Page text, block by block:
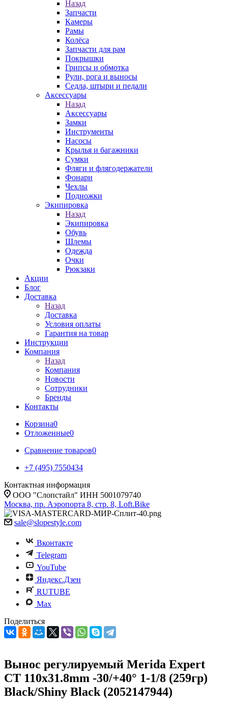
Назад
Запчасти
Камеры
Рамы
Колёса
Запчасти для рам
Покрышки
Грипсы и обмотка
Рули, рога и выносы
Седла, штыри и педали
Аксессуары
Назад
Аксессуары
Замки
Инструменты
Насосы
Крылья и багажники
Сумки
Фляги и флягодержатели
Фонари
Чехлы
Подножки
Экипировка
Назад
Экипировка
Обувь
Шлемы
Одежда
Очки
Рюкзаки
Акции
Блог
Доставка
Назад
Доставка
Условия оплаты
Гарантия на товар
Инструкции
Компания
Назад
Компания
Новости
Сотрудники
Бренды
Контакты
Корзина0
Отложенные0
Сравнение товаров0
+7 (495) 7550434
Контактная информация
ООО "Слопстайл" ИНН 5001079740
Москва, пр. Аэропорта 8, стр. 8, Loft.Bike
sale@slopestyle.com
Вконтакте
Telegram
YouTube
Яндекс.Дзен
RUTUBE
Max
Поделиться
Вынос регулируемый Merida Expert
CT 110x31.8mm -30/+40° 1-1/8 (259гр)
Black/Shiny Black (2052147944)